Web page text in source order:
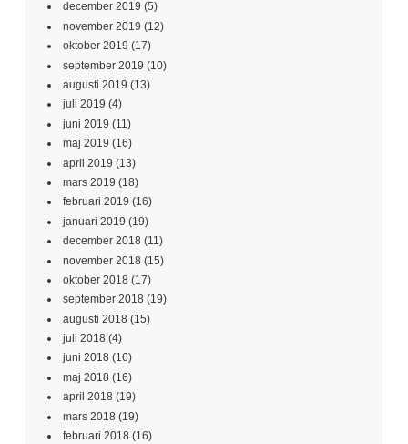
december 2019 (5)
november 2019 (12)
oktober 2019 (17)
september 2019 (10)
augusti 2019 (13)
juli 2019 (4)
juni 2019 (11)
maj 2019 (16)
april 2019 (13)
mars 2019 (18)
februari 2019 (16)
januari 2019 (19)
december 2018 (11)
november 2018 (15)
oktober 2018 (17)
september 2018 (19)
augusti 2018 (15)
juli 2018 (4)
juni 2018 (16)
maj 2018 (16)
april 2018 (19)
mars 2018 (19)
februari 2018 (16)